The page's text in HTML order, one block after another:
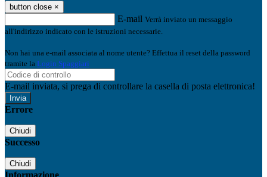
button close ×
E-mail Verrà inviato un messaggio
all'indirizzo indicato con le istruzioni necessarie.
Non hai una e-mail associata al nome utente? Effettua il reset della password
tramite la Login Spaggiari
E-mail inviata, si prega di controllare la casella di posta elettronica!
Errore
Chiudi
Successo
Chiudi